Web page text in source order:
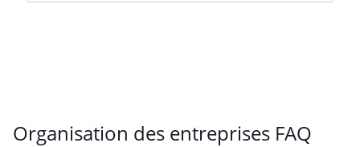
Organisation des entreprises FAQ